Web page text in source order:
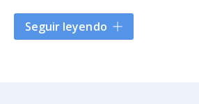
Contamos con instaladores
plantilla de profesionales para
Seguir leyendo